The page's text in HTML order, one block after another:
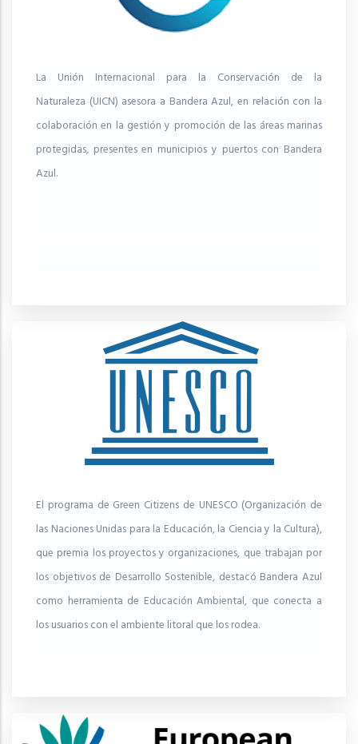
La Unión Internacional para la Conservación de la
Naturaleza (UICN) asesora a Bandera Azul, en relación con la
colaboración en la gestión y promoción de las áreas marinas
protegidas, presentes en municipios y puertos con Bandera
Azul.
El programa de Green Citizens de UNESCO (Organización de
las Naciones Unidas para la Educación, la Ciencia y la Cultura),
que premia los proyectos y organizaciones, que trabajan por
los objetivos de Desarrollo Sostenible, destacó Bandera Azul
como herramienta de Educación Ambiental, que conecta a
los usuarios con el ambiente litoral que los rodea.